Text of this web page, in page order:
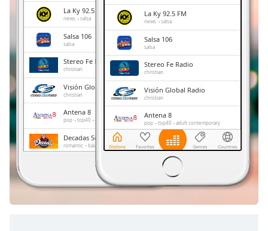
Playback
Chapters
Descriptions
descriptions
off,
Subtitles
subtitles
La Ky 92.5 FM
news salsa
Salsa 106
salsa
Stereo Fe Radio
christian
Visión Global Radio
christian
Antena 8
pop top40 adult contemporary
Decadas Solo Baladas
romantic balada
Faro de David Stereo
La Ky 92.5 FM
news salsa
Salsa 106
salsa
Stereo Fe Radio
christian
Visión Global Radio
christian
Antena 8
pop top40 adult contemporary
Decadas Solo Baladas
romantic balada
Faro de David Stereo